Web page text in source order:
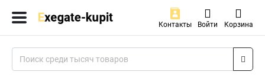
Контакты Войти Корзина